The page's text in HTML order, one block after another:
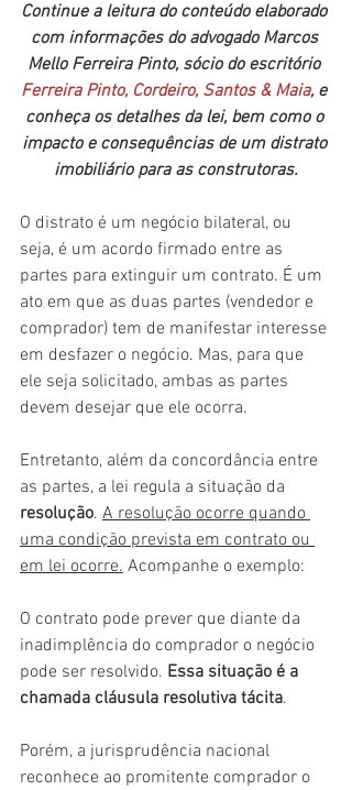
Continue a leitura do conteúdo elaborado
com informações do advogado Marcos
Mello Ferreira Pinto, sócio do escritório
Ferreira Pinto, Cordeiro, Santos & Maia, e
conheça os detalhes da lei, bem como o
impacto e consequências de um distrato
imobiliário para as construtoras.
O distrato é um negócio bilateral, ou
seja, é um acordo firmado entre as
partes para extinguir um contrato. É um
ato em que as duas partes (vendedor e
comprador) tem de manifestar interesse
em desfazer o negócio. Mas, para que
ele seja solicitado, ambas as partes
devem desejar que ele ocorra.
Entretanto, além da concordância entre
as partes, a lei regula a situação da
resolução. A resolução ocorre quando
uma condição prevista em contrato ou
em lei ocorre. Acompanhe o exemplo:
O contrato pode prever que diante da
inadimplência do comprador o negócio
pode ser resolvido. Essa situação é a
chamada cláusula resolutiva tácita.
Porém, a jurisprudência nacional
reconhece ao promitente comprador o